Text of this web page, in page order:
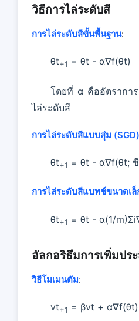
วิธีการไล่ระดับสี
การไล่ระดับสีขั้นพื้นฐาน:
θt+1 = θt - α∇f(θt)
โดยที่ α คืออัตรากา
ไล่ระดับสี
การไล่ระดับสีแบบสุ่ม (SGD)
θt+1 = θt - α∇f(θt; ซี
การไล่ระดับสีแบทช์ขนาดเล็
θt+1 = θt - α(1/
อัลกอริธึมการเพิ่มปร
วิธีโมเมนตัม:
vt+1 = βvt +